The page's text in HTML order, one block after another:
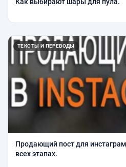
ТЕКСТЫ И ПЕРЕВОДЫ
Продающий пост для инстаграм
всех этапах.